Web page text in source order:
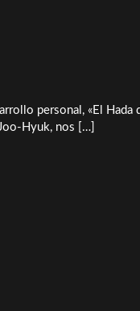
personal, «El Hada
Hyuk, nos […]